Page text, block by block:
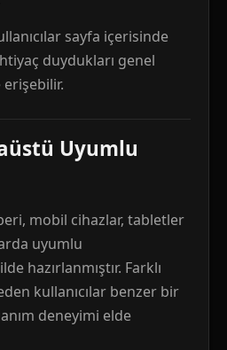
sayfa içerisinde
duydukları genel
erişebilir.
Uyumlu
mobil cihazlar, tabletler
uyumlu
hazırlanmıştır. Farklı
kullanıcılar benzer bir
deneyimi elde